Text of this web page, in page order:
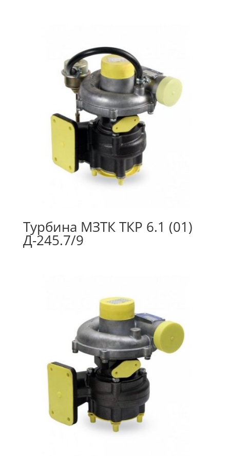
Турбина МЗТК ТКР 6.1 (01)
Д-245.7/9